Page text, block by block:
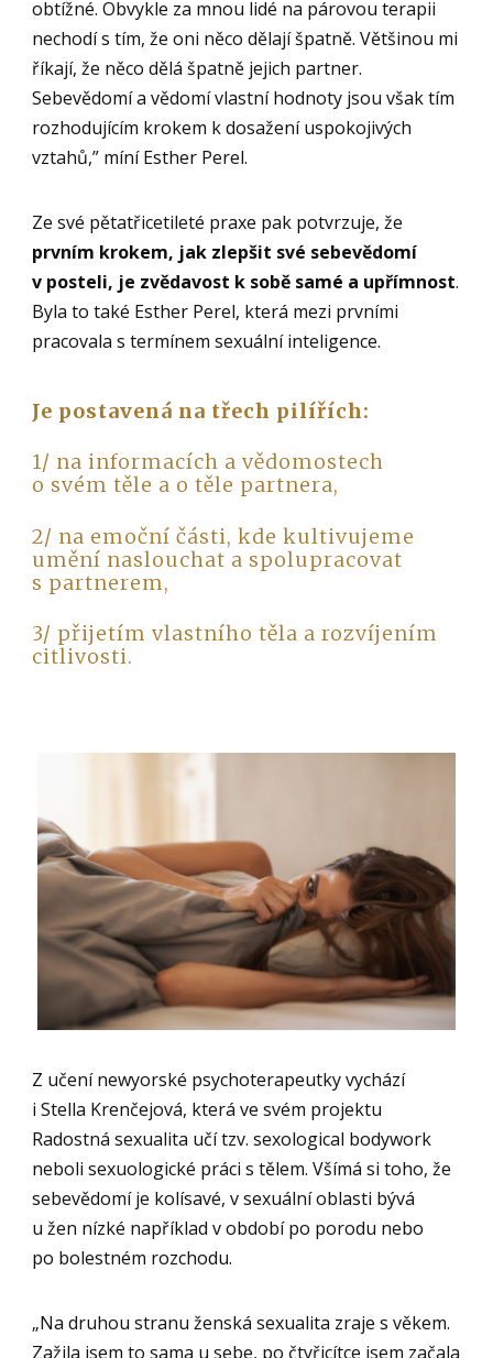
obtížné. Obvykle za mnou lidé na párovou terapii
nechodí s tím, že oni něco dělají špatně. Většinou mi
říkají, že něco dělá špatně jejich partner.
Sebevědomí a vědomí vlastní hodnoty jsou však tím
rozhodujícím krokem k dosažení uspokojivých
vztahů,” míní Esther Perel.
Ze své pětatřicetileté praxe pak potvrzuje, že
prvním krokem, jak zlepšit své sebevědomí
v posteli, je zvědavost k sobě samé a upřímnost.
Byla to také Esther Perel, která mezi prvními
pracovala s termínem sexuální inteligence.
Je postavená na třech pilířích:
1/ na informacích a vědomostech
o svém těle a o těle partnera,
2/ na emoční části, kde kultivujeme
umění naslouchat a spolupracovat
s partnerem,
3/ přijetím vlastního těla a rozvíjením
citlivosti.
Z učení newyorské psychoterapeutky vychází
i Stella Krenčejová, která ve svém projektu
Radostná sexualita učí tzv. sexological bodywork
neboli sexuologické práci s tělem. Všímá si toho, že
sebevědomí je kolísavé, v sexuální oblasti bývá
u žen nízké například v období po porodu nebo
po bolestném rozchodu.
„Na druhou stranu ženská sexualita zraje s věkem.
Zažila jsem to sama u sebe, po čtyřicítce jsem začala